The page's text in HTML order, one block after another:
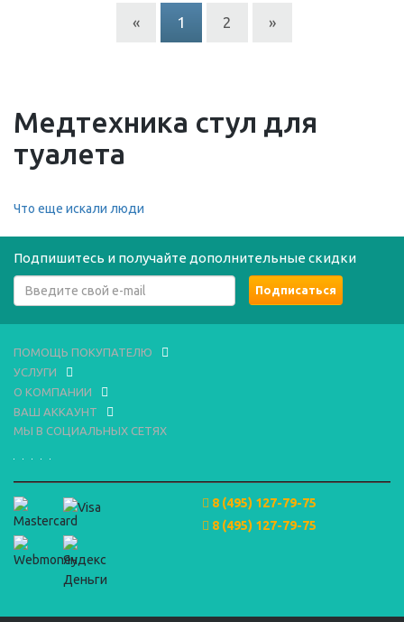
« 1 2 »
Медтехника стул для
туалета
Что еще искали люди
Подпишитесь и получайте дополнительные скидки
ПОМОЩЬ ПОКУПАТЕЛЮ
УСЛУГИ
О КОМПАНИИ
ВАШ АККАУНТ
МЫ В СОЦИАЛЬНЫХ СЕТЯХ
8 (495) 127-79-75
8 (495) 127-79-75